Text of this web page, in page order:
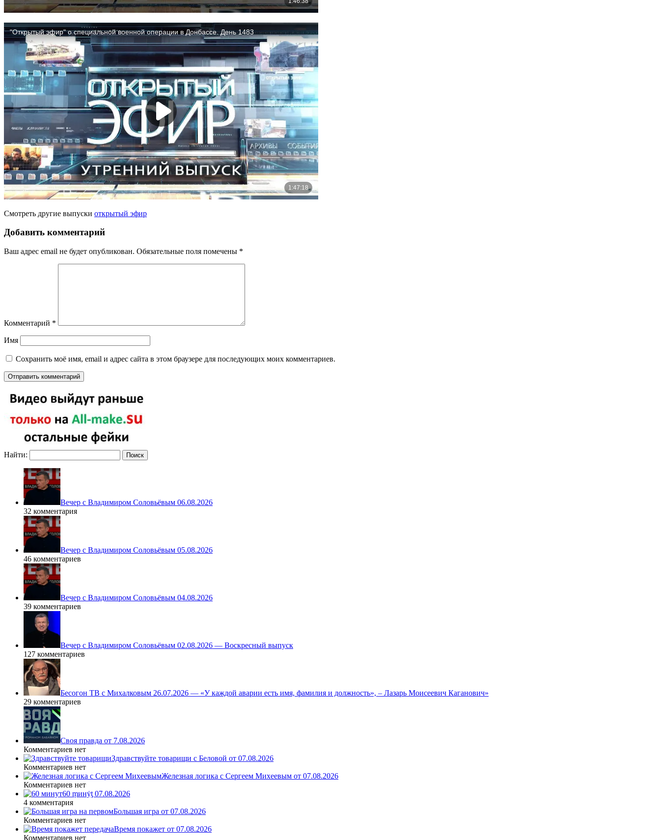
Смотреть другие выпуски открытый эфир
Добавить комментарий
Ваш адрес email не будет опубликован. Обязательные поля помечены *
Комментарий *
Имя
Сохранить моё имя, email и адрес сайта в этом браузере для последующих моих комментариев.
Найти:
Вечер с Владимиром Соловьёвым 06.08.2026
32 комментария
Вечер с Владимиром Соловьёвым 05.08.2026
46 комментариев
Вечер с Владимиром Соловьёвым 04.08.2026
39 комментариев
Вечер с Владимиром Соловьёвым 02.08.2026 — Воскресный выпуск
127 комментариев
Бесогон ТВ с Михалковым 26.07.2026 — «У каждой аварии есть имя, фамилия и должность», – Лазарь Моисеевич Каганович»
29 комментариев
Своя правда от 7.08.2026
Комментариев нет
Здравствуйте товарищи с Беловой от 07.08.2026
Комментариев нет
Железная логика с Сергеем Михеевым от 07.08.2026
Комментариев нет
60 ṃинẏƫ 07.08.2026
4 комментария
Большая игра от 07.08.2026
Комментариев нет
Время покажет от 07.08.2026
Комментариев нет